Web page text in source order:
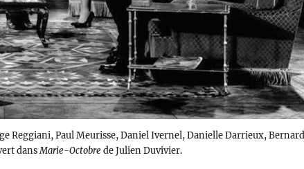
Reggiani, Paul Meurisse, Daniel Ivernel, Danielle Darrieux, Bernard
dans Marie-Octobrede Julien Duvivier.